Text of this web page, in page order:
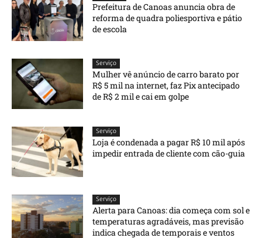
Prefeitura de Canoas anuncia obra de
reforma de quadra poliesportiva e pátio
de escola
Serviço
Mulher vê anúncio de carro barato por
R$ 5 mil na internet, faz Pix antecipado
de R$ 2 mil e cai em golpe
Serviço
Loja é condenada a pagar R$ 10 mil após
impedir entrada de cliente com cão-guia
Serviço
Alerta para Canoas: dia começa com sol e
temperaturas agradáveis, mas previsão
indica chegada de temporais e ventos